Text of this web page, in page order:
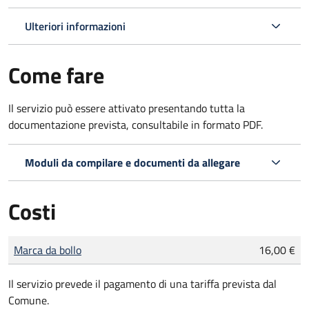
Ulteriori informazioni
Come fare
Il servizio può essere attivato presentando tutta la
documentazione prevista, consultabile in formato PDF.
Moduli da compilare e documenti da allegare
Costi
Tipo di pagamento
Importo
Marca da bollo 16,00 €
Il servizio prevede il pagamento di una tariffa prevista dal
Comune.